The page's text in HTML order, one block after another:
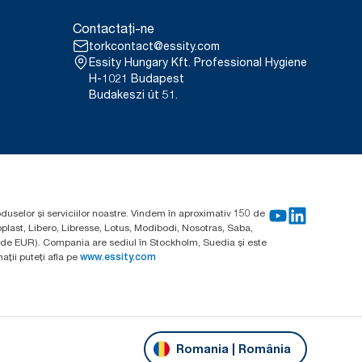
Contactați-ne
torkcontact@essity.com
Essity Hungary Kft. Professional Hygiene
H-1021 Budapest
Budakeszi út 51.
și serviciilor noastre. Vindem în aproximativ 150 de
Libero, Libresse, Lotus, Modibodi, Nosotras, Saba,
EUR). Compania are sediul în Stockholm, Suedia și este
puteți afla pe www.essity.com
Romania | România